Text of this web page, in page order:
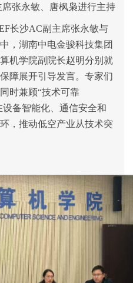
席张永敏、唐枫枭进行主持
长沙AC副主席张永敏与
，湖南中电金骏科技集团
机学院副院长赵明分别就
障展开引导发言。专家们
时兼顾“技术可靠
设备智能化、通信安全和
，推动低空产业从技术突